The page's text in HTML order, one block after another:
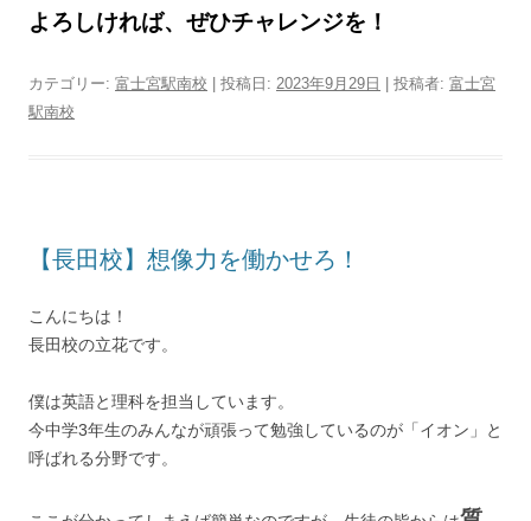
よろしければ、ぜひチャレンジを！
カテゴリー: 富士宮駅南校 | 投稿日: 2023年9月29日 投稿者: 富士宮
駅南校
【長田校】想像力を働かせろ！
こんにちは！
長田校の立花です。
僕は英語と理科を担当しています。
今中学3年生のみんなが頑張って勉強しているのが「イオン」と
呼ばれる分野です。